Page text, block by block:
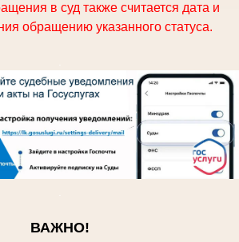
в суд также считается дата и
обращению указанного статуса.
ВАЖНО!